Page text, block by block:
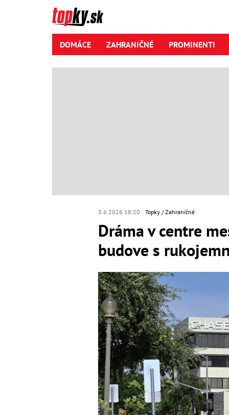
DOMÁCE ZAHRANIČNÉ PROMINENTI
3.6.2026 18:20 Topky Zahraničné
Dráma v centre
budove s